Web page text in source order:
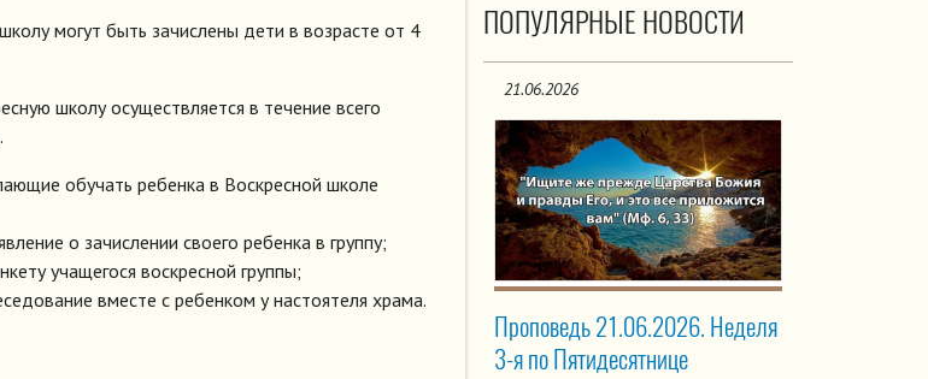
могут быть зачислены дети в возрасте от 4
школу осуществляется в течение всего
обучать ребенка в Воскресной школе
о зачислении своего ребенка в группу;
учащегося воскресной группы;
вместе с ребенком у настоятеля храма.
ПОПУЛЯРНЫЕ НОВОСТИ
21.06.2026
Проповедь 21.06.2026. Неделя
3-я по Пятидесятнице